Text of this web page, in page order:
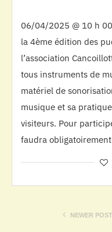
06/04/2025 @ 10 h
la 4ème édition des
l’association
tous instruments de
matériel de
musique et sa
visiteurs. Pour
faudra
NEWER